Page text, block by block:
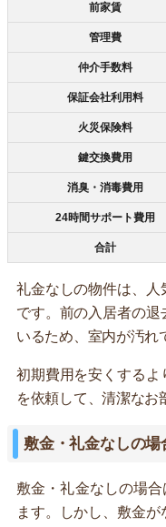
前家賃
管理費
仲介手数料
保証会社利用料
火災保険料
鍵交換費用
消臭・消毒費用
24時間サポート費用
合計
礼金なしの物件は、人
です。前の入居者の退
いるため、室内が汚れ
初期費用を安くするよ
を依頼して、清潔なお
敷金・礼金なしの場
敷金・礼金なしの場
ます。しかし、敷金